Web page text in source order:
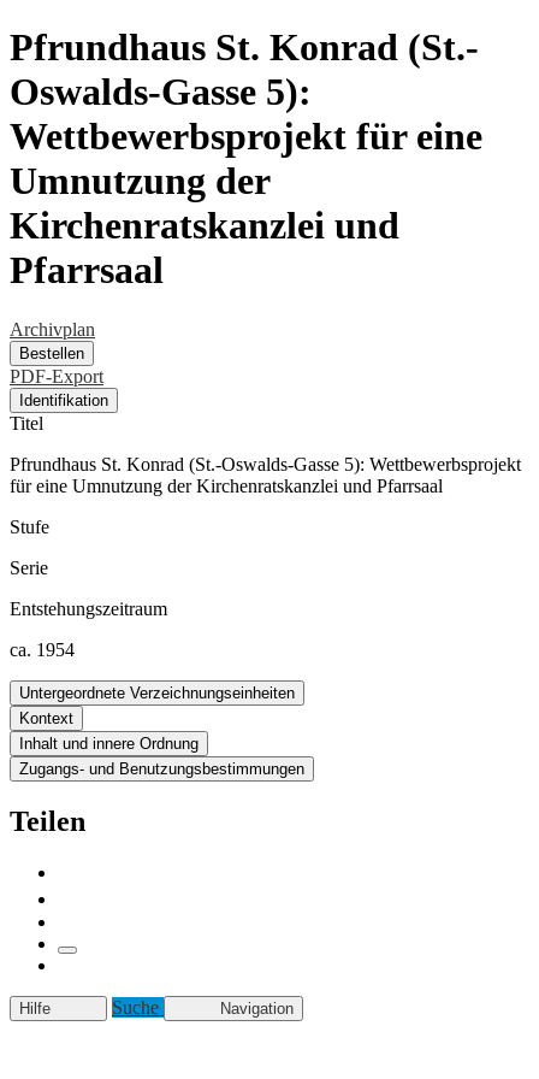
Pfrundhaus St. Konrad (St.-
Oswalds-Gasse 5):
Wettbewerbsprojekt für eine
Umnutzung der
Kirchenratskanzlei und
Pfarrsaal
Archivplan
Bestellen
PDF-Export
Identifikation
Titel
Pfrundhaus St. Konrad (St.-Oswalds-Gasse 5): Wettbewerbsprojekt
für eine Umnutzung der Kirchenratskanzlei und Pfarrsaal
Stufe
Serie
Entstehungszeitraum
ca. 1954
Untergeordnete Verzeichnungseinheiten
Kontext
Inhalt und innere Ordnung
Zugangs- und Benutzungsbestimmungen
Teilen
Hilfe Suche Navigation